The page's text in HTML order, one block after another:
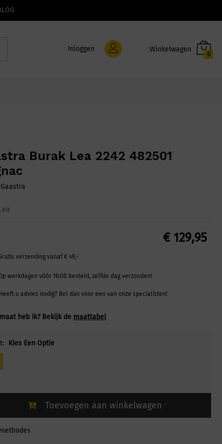
Inloggen
0
Burak Lea 2242 482501
Gaastra
€129,95
verzending vanaf € 49,-
werkdagen vóór 16:00 besteld, zelfde dag verzonden!
u advies nodig? Bel dan voor een van onze specialisten!
heb ik? Bekijk de maattabel
Kies Een Optie
Toevoegen aan winkelwagen